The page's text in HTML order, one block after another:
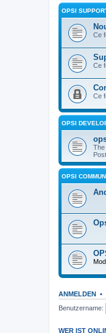
OPSI
Ce
Ce
Ce
OPSI
The
OPSI
ANMELDEN •
Benutzername:
WER IST